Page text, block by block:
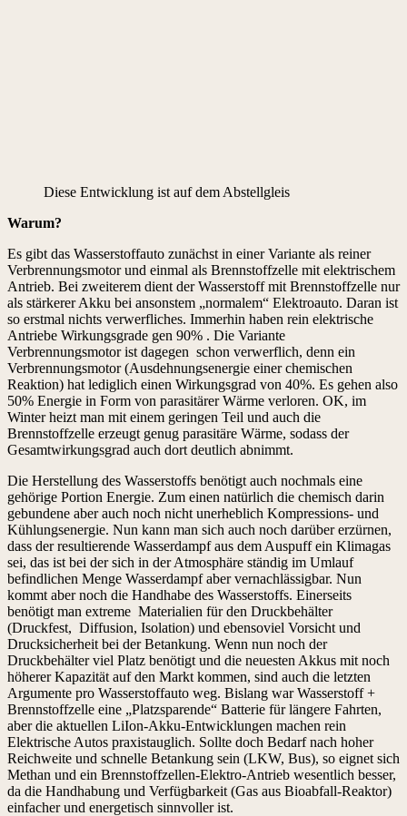
Diese Entwicklung ist auf dem Abstellgleis
Warum?
Es gibt das Wasserstoffauto zunächst in einer Variante als reiner
Verbrennungsmotor und einmal als Brennstoffzelle mit elektrischem
Antrieb. Bei zweiterem dient der Wasserstoff mit Brennstoffzelle nur
als stärkerer Akku bei ansonstem „normalem“ Elektroauto. Daran ist
so erstmal nichts verwerfliches. Immerhin haben rein elektrische
Antriebe Wirkungsgrade gen 90% . Die Variante
Verbrennungsmotor ist dagegen schon verwerflich, denn ein
Verbrennungsmotor (Ausdehnungsenergie einer chemischen
Reaktion) hat lediglich einen Wirkungsgrad von 40%. Es gehen also
50% Energie in Form von parasitärer Wärme verloren. OK, im
Winter heizt man mit einem geringen Teil und auch die
Brennstoffzelle erzeugt genug parasitäre Wärme, sodass der
Gesamtwirkungsgrad auch dort deutlich abnimmt.
Die Herstellung des Wasserstoffs benötigt auch nochmals eine
gehörige Portion Energie. Zum einen natürlich die chemisch darin
gebundene aber auch noch nicht unerheblich Kompressions- und
Kühlungsenergie. Nun kann man sich auch noch darüber erzürnen,
dass der resultierende Wasserdampf aus dem Auspuff ein Klimagas
sei, das ist bei der sich in der Atmosphäre ständig im Umlauf
befindlichen Menge Wasserdampf aber vernachlässigbar. Nun
kommt aber noch die Handhabe des Wasserstoffs. Einerseits
benötigt man extreme Materialien für den Druckbehälter
(Druckfest, Diffusion, Isolation) und ebensoviel Vorsicht und
Drucksicherheit bei der Betankung. Wenn nun noch der
Druckbehälter viel Platz benötigt und die neuesten Akkus mit noch
höherer Kapazität auf den Markt kommen, sind auch die letzten
Argumente pro Wasserstoffauto weg. Bislang war Wasserstoff +
Brennstoffzelle eine „Platzsparende“ Batterie für längere Fahrten,
aber die aktuellen LiIon-Akku-Entwicklungen machen rein
Elektrische Autos praxistauglich. Sollte doch Bedarf nach hoher
Reichweite und schnelle Betankung sein (LKW, Bus), so eignet sich
Methan und ein Brennstoffzellen-Elektro-Antrieb wesentlich besser,
da die Handhabung und Verfügbarkeit (Gas aus Bioabfall-Reaktor)
einfacher und energetisch sinnvoller ist.